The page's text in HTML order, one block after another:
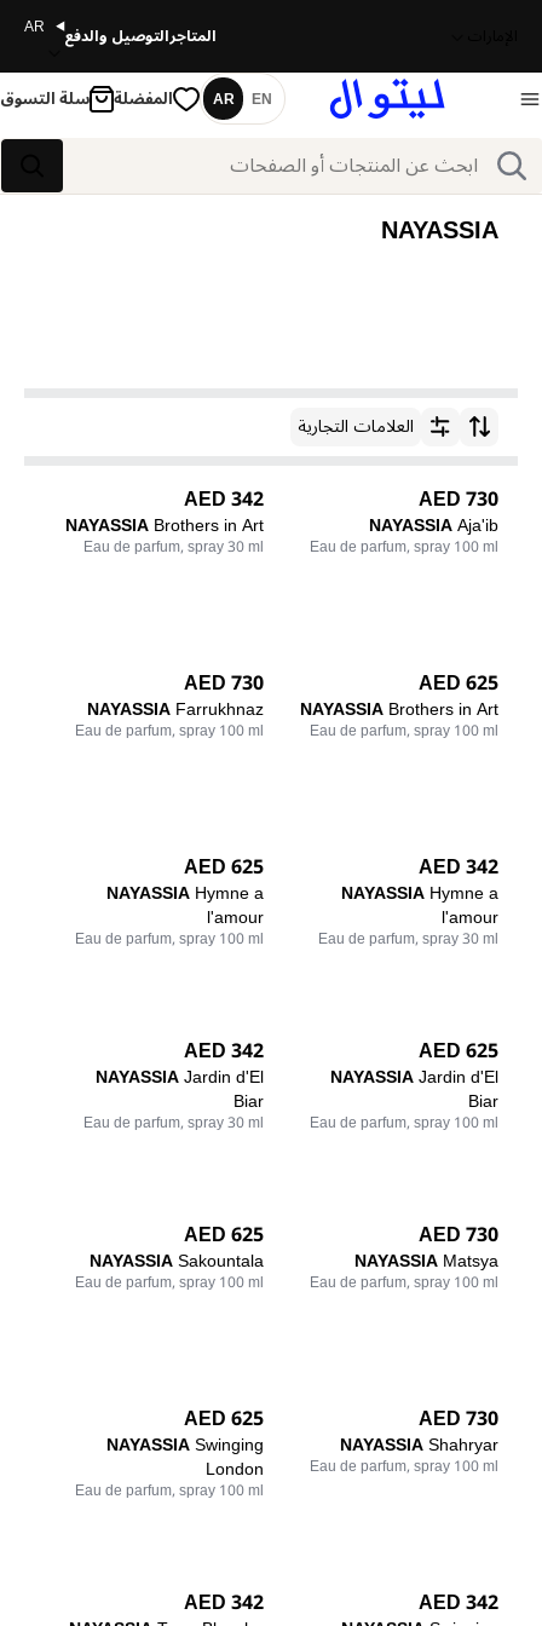
المتاجرالتوصيل والدفع AR
بحث
اللغة
EN
AR المفضلة سلة التسوق
NAYASSIA
ترتيب حسبالعلامات التجارية
730 AED
NAYASSIAAja'ib
Eau de parfum, spray 100 ml
342 AED
NAYASSIABrothers in Art
Eau de parfum, spray 30 ml
625 AED
NAYASSIABrothers in Art
Eau de parfum, spray 100 ml
730 AED
NAYASSIAFarrukhnaz
Eau de parfum, spray 100 ml
342 AED
NAYASSIAHymne a
l'amour
Eau de parfum, spray 30 ml
625 AED
NAYASSIAHymne a
l'amour
Eau de parfum, spray 100 ml
625 AED
NAYASSIAJardin d'El
Biar
Eau de parfum, spray 100 ml
342 AED
NAYASSIAJardin d'El
Biar
Eau de parfum, spray 30 ml
730 AED
NAYASSIAMatsya
Eau de parfum, spray 100 ml
625 AED
NAYASSIASakountala
Eau de parfum, spray 100 ml
730 AED
NAYASSIAShahryar
Eau de parfum, spray 100 ml
625 AED
NAYASSIASwinging
London
Eau de parfum, spray 100 ml
342 AED
342 AED